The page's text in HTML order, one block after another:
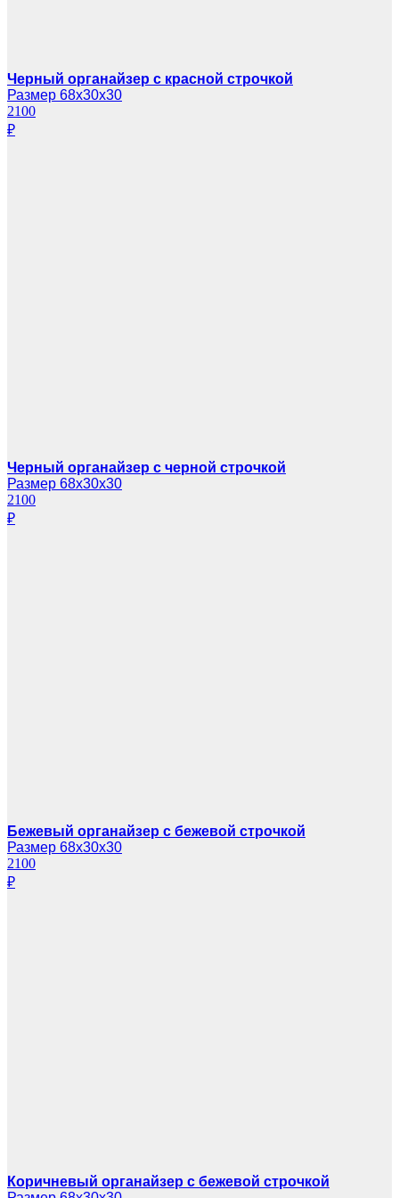
Черный органайзер с красной строчкой
Размер 68х30х30
2100
₽
Черный органайзер с черной строчкой
Размер 68х30х30
2100
₽
Бежевый органайзер с бежевой строчкой
Размер 68х30х30
2100
₽
Коричневый органайзер с бежевой строчкой